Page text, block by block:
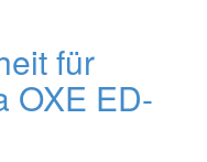
für
OXE ED-